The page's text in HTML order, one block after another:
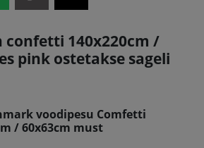
confetti 140x220cm /
pink ostetakse sageli
voodipesu Comfetti
/ 60x63cm must